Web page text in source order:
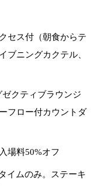
セス付（朝食からテ
ブニングカクテル、
クティブラウンジ
フロー付カウントダ
場料50%オフ
イムのみ。ステーキ